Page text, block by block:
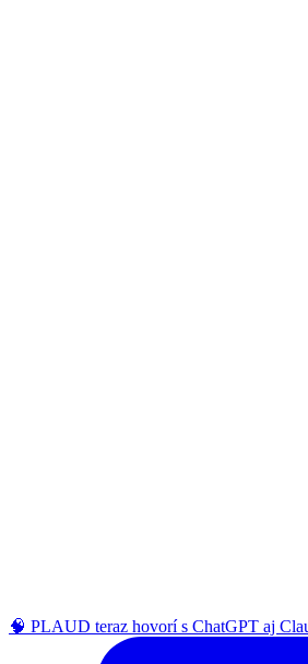
🧠 PLAUD teraz hovorí s ChatGPT aj